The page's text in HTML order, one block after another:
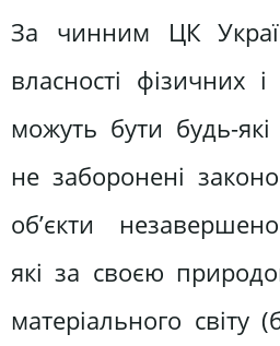
За чинним ЦК
власності фізичних
можуть бути будь-
не заборонені
об’єкти
які за своєю
матеріального світу